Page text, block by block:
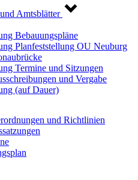
Amtsblätter
Bebauungspläne
Planfeststellung OU Neuburg
Termine und Sitzungen
und Vergabe
(auf Dauer)
und Richtlinien